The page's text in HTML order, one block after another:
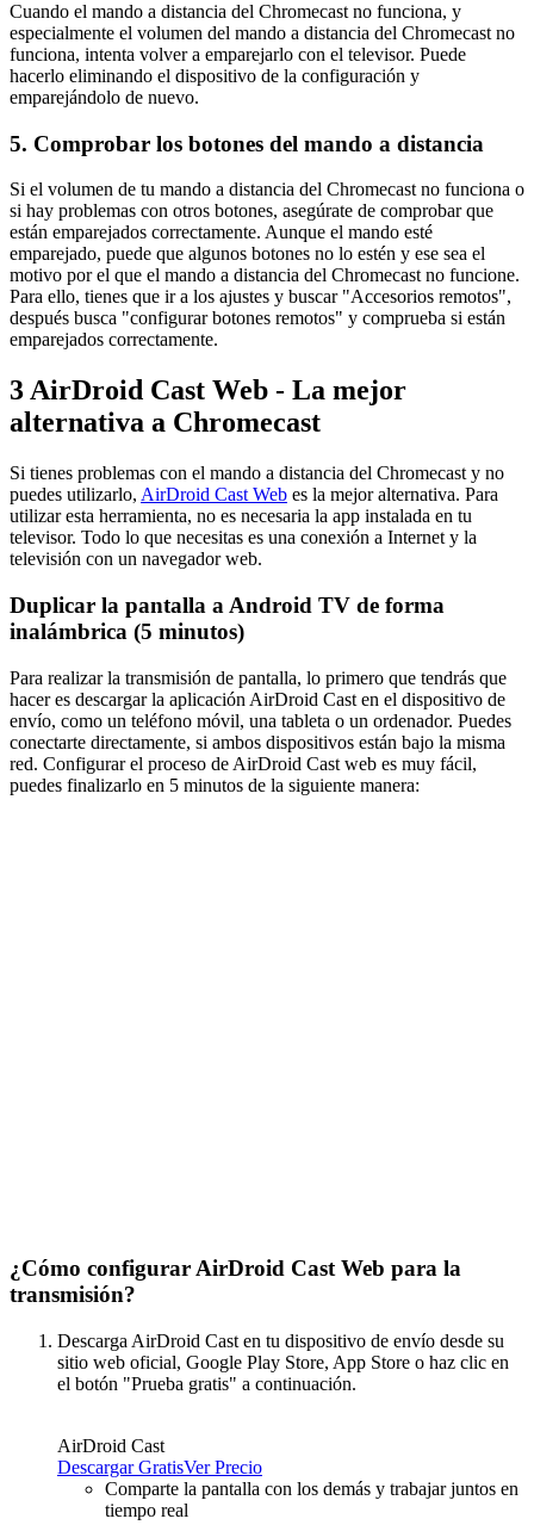
Cuando el mando a distancia del Chromecast no funciona, y
especialmente el volumen del mando a distancia del Chromecast no
funciona, intenta volver a emparejarlo con el televisor. Puede
hacerlo eliminando el dispositivo de la configuración y
emparejándolo de nuevo.
5. Comprobar los botones del mando a distancia
Si el volumen de tu mando a distancia del Chromecast no funciona o
si hay problemas con otros botones, asegúrate de comprobar que
están emparejados correctamente. Aunque el mando esté
emparejado, puede que algunos botones no lo estén y ese sea el
motivo por el que el mando a distancia del Chromecast no funcione.
Para ello, tienes que ir a los ajustes y buscar "Accesorios remotos",
después busca "configurar botones remotos" y comprueba si están
emparejados correctamente.
3AirDroid Cast Web - La mejor
alternativa a Chromecast
Si tienes problemas con el mando a distancia del Chromecast y no
puedes utilizarlo, AirDroid Cast Web es la mejor alternativa. Para
utilizar esta herramienta, no es necesaria la app instalada en tu
televisor. Todo lo que necesitas es una conexión a Internet y la
televisión con un navegador web.
Duplicar la pantalla a Android TV de forma
inalámbrica (5 minutos)
Para realizar la transmisión de pantalla, lo primero que tendrás que
hacer es descargar la aplicación AirDroid Cast en el dispositivo de
envío, como un teléfono móvil, una tableta o un ordenador. Puedes
conectarte directamente, si ambos dispositivos están bajo la misma
red. Configurar el proceso de AirDroid Cast web es muy fácil,
puedes finalizarlo en 5 minutos de la siguiente manera:
¿Cómo configurar AirDroid Cast Web para la
transmisión?
Descarga AirDroid Cast en tu dispositivo de envío desde su
sitio web oficial, Google Play Store, App Store o haz clic en
el botón "Prueba gratis" a continuación.
AirDroid Cast
Descargar GratisVer Precio
Comparte la pantalla con los demás y trabajar juntos en
tiempo real